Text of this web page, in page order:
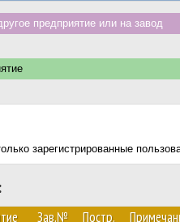
предприятие или на завод
зарегистрированные
Зав.№ Постр.